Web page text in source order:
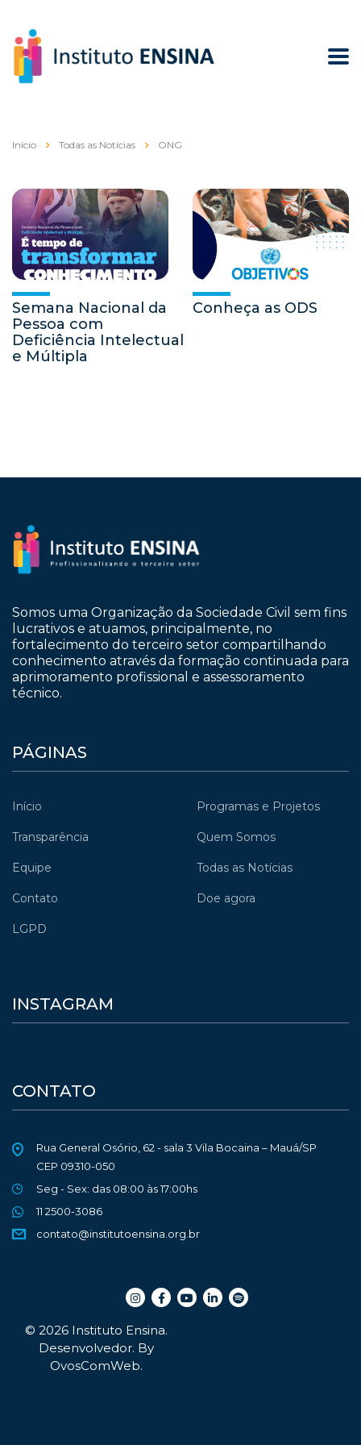
Início Todas as Notícias ONG
Semana Nacional da
Pessoa com
Deficiência Intelectual
e Múltipla
Conheça as ODS
Somos uma Organização da Sociedade Civil sem fins
lucrativos e atuamos, principalmente, no
fortalecimento do terceiro setor compartilhando
conhecimento através da formação continuada para
aprimoramento profissional e assessoramento
técnico.
PÁGINAS
Início Programas e Projetos
Transparência Quem Somos
Equipe Todas as Notícias
Contato Doe agora
LGPD
INSTAGRAM
CONTATO
Rua General Osório, 62 - sala 3 Vila Bocaina – Mauá/SP
CEP 09310-050
Seg - Sex: das 08:00 às 17:00hs
11 2500-3086
contato@institutoensina.org.br
© 2026 Instituto Ensina.
Desenvolvedor. By
OvosComWeb.